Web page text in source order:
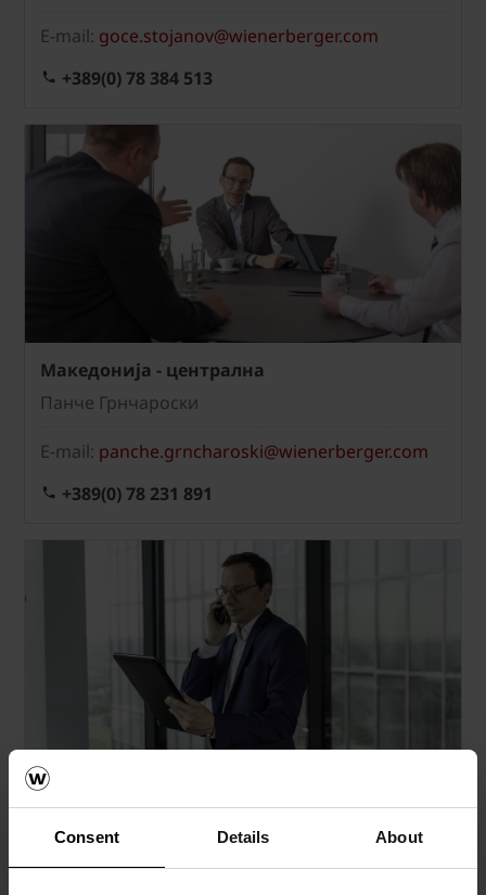
Consent Details About
E-mail: goce.stojanov@wienerberger.com
+389(0) 78 384 513
Mакедонија - централна
Панче Грнчароски
E-mail: panche.grncharoski@wienerberger.com
+389(0) 78 231 891
Mакедонија - западна
E-mail:igor.stojanovski@wienerberger.com